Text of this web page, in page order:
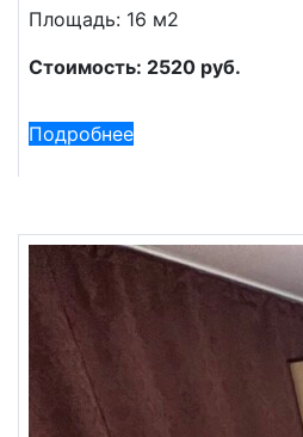
Площадь: 16 м2
Стоимость: 2520 руб.
Подробнее